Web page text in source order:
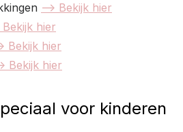
–> Bekijk hier
Bekijk hier
Bekijk hier
Bekijk hier
voor kinderen